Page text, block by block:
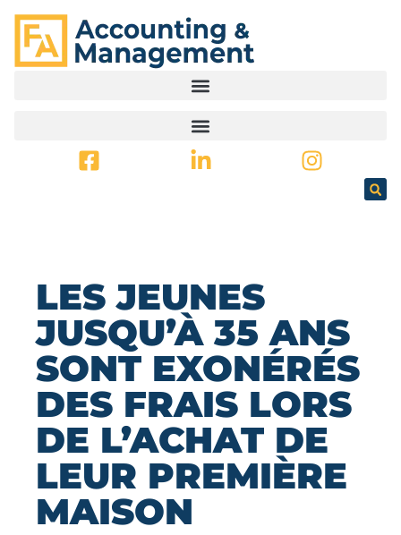
PRINCIPAL
LES JEUNES
JUSQU’À 35 ANS
SONT EXONÉRÉS
DES FRAIS LORS
DE L’ACHAT DE
LEUR PREMIÈRE
MAISON